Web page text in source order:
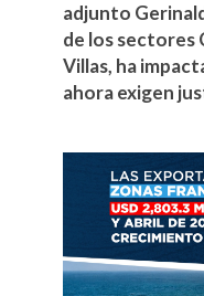
adjunto
de los sectores
Villas, ha
ahora exigen